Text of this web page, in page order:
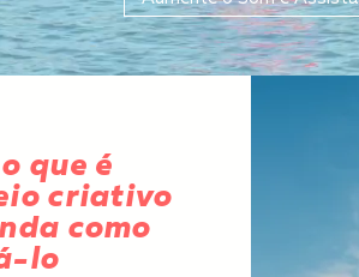
que é
criativo
como
lo